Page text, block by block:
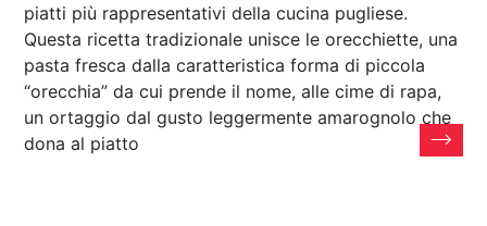
piatti più rappresentativi della cucina pugliese.
Questa ricetta tradizionale unisce le orecchiette, una
pasta fresca dalla caratteristica forma di piccola
“orecchia” da cui prende il nome, alle cime di rapa,
un ortaggio dal gusto leggermente amarognolo che
dona al piatto